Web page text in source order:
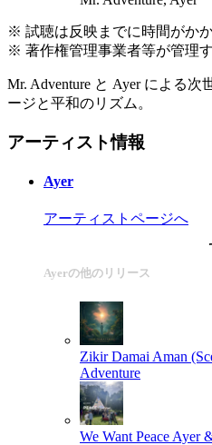
※ 試聴は反映までに時間がか
※ 著作権管理事業者等が管理
Mr. Adventure と Ayer による
ージと平和のリズム。
アーティスト情報
Ayer
アーティストページへ
Ayerの他のリリース
Zikir Damai Aman
Adventure
We Want Peace Ayer